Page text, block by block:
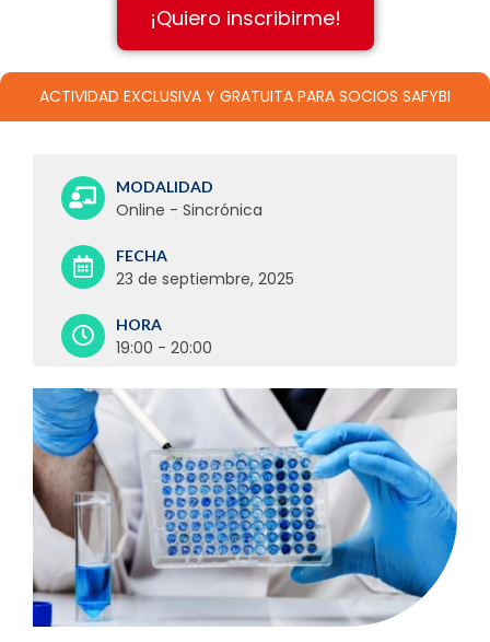
¡Quiero inscribirme!
ACTIVIDAD EXCLUSIVA Y GRATUITA PARA SOCIOS SAFYBI
MODALIDAD
Online - Sincrónica
FECHA
23 de septiembre, 2025
HORA
19:00 - 20:00